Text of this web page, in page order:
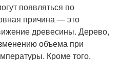
появляться по
причина — это
древесины. Дерево,
объема при
Кроме того,